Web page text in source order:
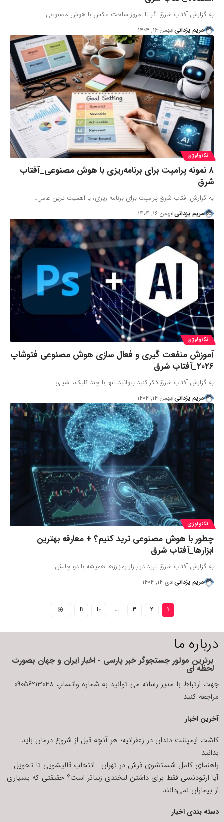
به گزارش آفتاب شرق اگر تا امروز ساخت عکس با هوش مصنوعی…
مریم یزدانی بهمن ۱۶, ۱۴۰۴
تکنولوژی
۸ نمونه پرامپت برای برنامه‌ریزی با هوش مصنوعی_آفتاب
شرق
به گزارش آفتاب شرق پرامپت برای برنامه ریزی، با اهمیت ترین عامل…
مریم یزدانی بهمن ۱۶, ۱۴۰۴
تکنولوژی
آموزش منفعت گیری و فعال سازی هوش مصنوعی فتوشاپ
۲۰۲۶_آفتاب شرق
به گزارش آفتاب شرق فکر کنید بتوانید تنها با چند کلیک، اشیای…
مریم یزدانی بهمن ۱۴, ۱۴۰۴
تکنولوژی
چطور با هوش مصنوعی ترید کنیم؟ + معارفه بهترین
ابزارها_آفتاب شرق
به گزارش آفتاب شرق ترید در بازار رمزارزها همیشه با دو چالش…
مریم یزدانی دی ۱۴, ۱۴۰۴
1
2
3
…
10
11
درباره ما
برترین موتور جستجوگر خبر پارسی - اخبار ایران و جهان بصورت
لحظه ای
جهت ارتباط با مدیر رسانه می توانید به شماره واتساپ 09056213048
مراجعه کنید
آخرین اخبار
کاشت ایمپلنت دندان در زعفرانیه؛ هر آنچه قبل از شروع درمان باید
بدانید
راهنمای کامل شستشوی فرش در تهران | انتخاب قالیشویی تا تحویل
آیا ارتودنسی فقط برای داشتن لبخندی زیباتر است؟ حقیقتی که بسیاری
از بیماران نمی‌دانند
دسته بندی اخبار